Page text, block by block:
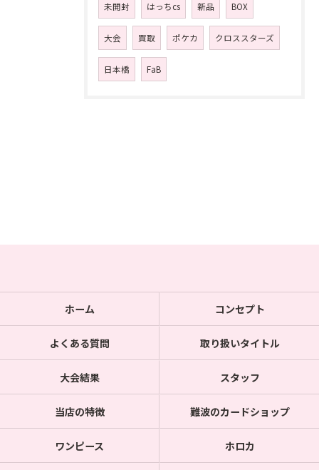
未開封 はっちcs 新品 BOX
大会 買取 ポケカ クロススターズ
日本橋 FaB
ホーム コンセプト
よくある質問 取り扱いタイトル
大会結果 スタッフ
当店の特徴 難波のカードショップ
ワンピース ホロカ